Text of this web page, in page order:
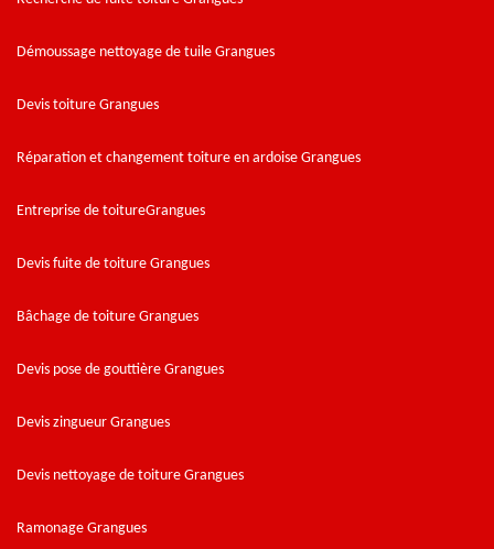
Démoussage nettoyage de tuile Grangues
Devis toiture Grangues
Réparation et changement toiture en ardoise Grangues
Entreprise de toitureGrangues
Devis fuite de toiture Grangues
Bâchage de toiture Grangues
Devis pose de gouttière Grangues
Devis zingueur Grangues
Devis nettoyage de toiture Grangues
Ramonage Grangues